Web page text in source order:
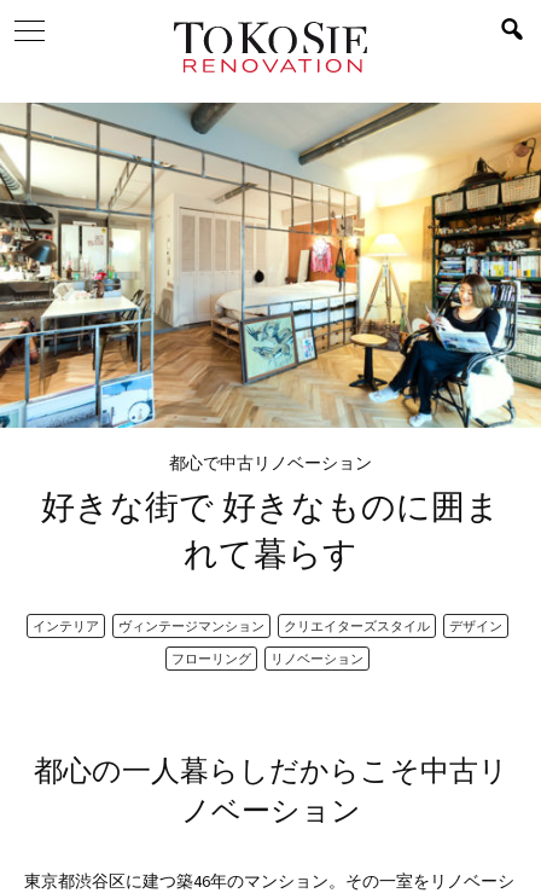
都心で中古リノベーション
好きな街で 好きなものに囲ま
れて暮らす
インテリア ヴィンテージマンション クリエイターズスタイル
デザイン
フローリング
リノベーション
都心の一人暮らしだからこそ中古リ
ノベーション
東京都渋谷区に建つ築46年のマンション。その一室をリノベーシ